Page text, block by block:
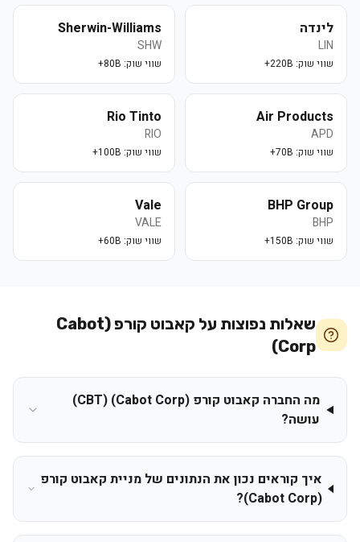
לינדה
LIN
שווי שוק: 220B+
Sherwin-Williams
SHW
שווי שוק: 80B+
Air Products
APD
שווי שוק: 70B+
Rio Tinto
RIO
שווי שוק: 100B+
BHP Group
BHP
שווי שוק: 150B+
Vale
VALE
שווי שוק: 60B+
שאלות נפוצות על
קאבוט קורפ (Cabot
Corp)
מה החברה קאבוט קורפ (Cabot Corp) (CBT)
עושה?
איך קוראים נכון את הנתונים של מניית קאבוט קורפ
(Cabot Corp)?